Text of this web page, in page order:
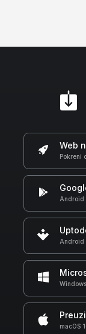
Web
Pokreni
Android
Android
macOS